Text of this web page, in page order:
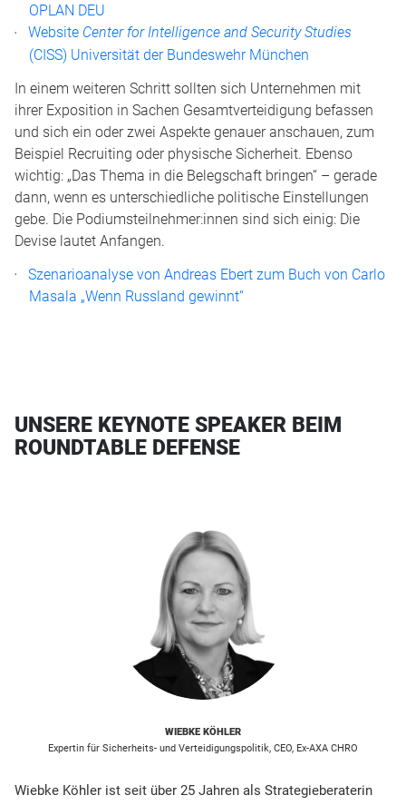
OPLAN DEU
Website Center for Intelligence and Security Studies
(CISS) Universität der Bundeswehr München
In einem weiteren Schritt sollten sich Unternehmen mit
ihrer Exposition in Sachen Gesamtverteidigung befassen
und sich ein oder zwei Aspekte genauer anschauen, zum
Beispiel Recruiting oder physische Sicherheit. Ebenso
wichtig: „Das Thema in die Belegschaft bringen“ – gerade
dann, wenn es unterschiedliche politische Einstellungen
gebe. Die Podiumsteilnehmer:innen sind sich einig: Die
Devise lautet Anfangen.
Szenarioanalyse von Andreas Ebert zum Buch von Carlo
Masala „Wenn Russland gewinnt“
UNSERE KEYNOTE SPEAKER BEIM
ROUNDTABLE DEFENSE
WIEBKE KÖHLER
Expertin für Sicherheits- und Verteidigungspolitik, CEO, Ex-AXA CHRO
Wiebke Köhler ist seit über 25 Jahren als Strategieberaterin